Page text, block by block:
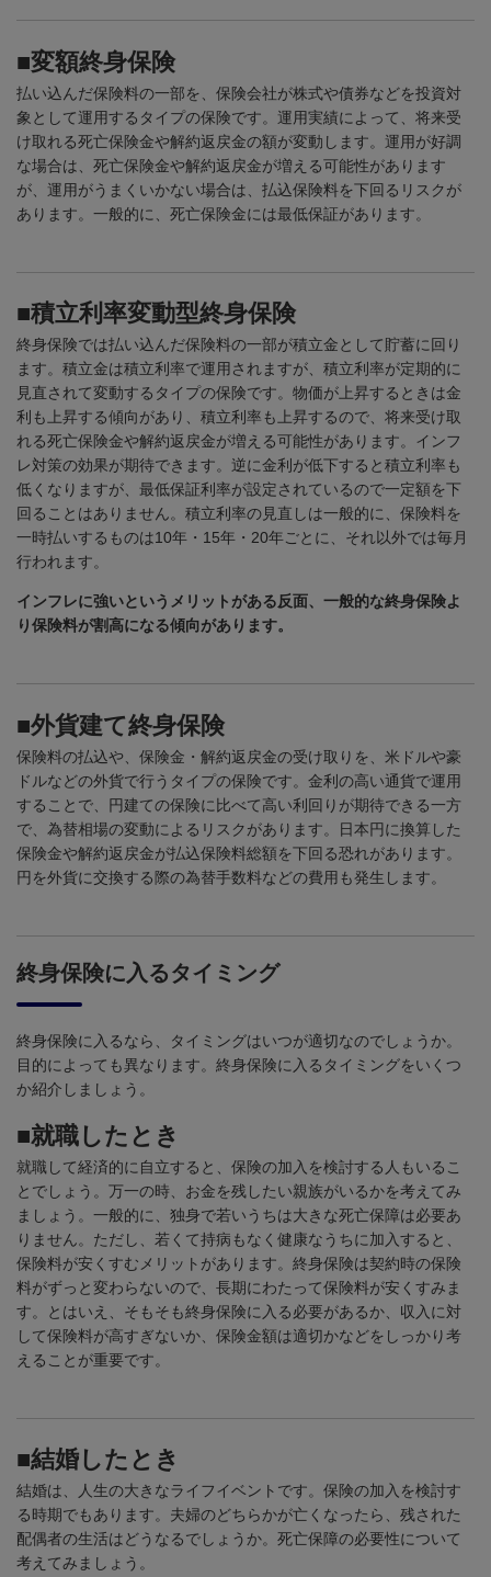
■変額終身保険
払い込んだ保険料の一部を、保険会社が株式や債券などを投資対
象として運用するタイプの保険です。運用実績によって、将来受
け取れる死亡保険金や解約返戻金の額が変動します。運用が好調
な場合は、死亡保険金や解約返戻金が増える可能性があります
が、運用がうまくいかない場合は、払込保険料を下回るリスクが
あります。一般的に、死亡保険金には最低保証があります。
■積立利率変動型終身保険
終身保険では払い込んだ保険料の一部が積立金として貯蓄に回り
ます。積立金は積立利率で運用されますが、積立利率が定期的に
見直されて変動するタイプの保険です。物価が上昇するときは金
利も上昇する傾向があり、積立利率も上昇するので、将来受け取
れる死亡保険金や解約返戻金が増える可能性があります。インフ
レ対策の効果が期待できます。逆に金利が低下すると積立利率も
低くなりますが、最低保証利率が設定されているので一定額を下
回ることはありません。積立利率の見直しは一般的に、保険料を
一時払いするものは10年・ 15年・ 20年ごとに、それ以外では毎月
行われます。
インフレに強いというメリットがある反面、一般的な終身保険よ
り保険料が割高になる傾向があります。
■外貨建て終身保険
保険料の払込や、保険金・解約返戻金の受け取りを、米ドルや豪
ドルなどの外貨で行うタイプの保険です。金利の高い通貨で運用
することで、円建ての保険に比べて高い利回りが期待できる一方
で、為替相場の変動によるリスクがあります。日本円に換算した
保険金や解約返戻金が払込保険料総額を下回る恐れがあります。
円を外貨に交換する際の為替手数料などの費用も発生します。
終身保険に入るタイミング
終身保険に入るなら、タイミングはいつが適切なのでしょうか。
目的によっても異なります。終身保険に入るタイミングをいくつ
か紹介しましょう。
■就職したとき
就職して経済的に自立すると、保険の加入を検討する人もいるこ
とでしょう。万一の時、お金を残したい親族がいるかを考えてみ
ましょう。一般的に、独身で若いうちは大きな死亡保障は必要あ
りません。ただし、若くて持病もなく健康なうちに加入すると、
保険料が安くすむメリットがあります。終身保険は契約時の保険
料がずっと変わらないので、長期にわたって保険料が安くすみま
す。とはいえ、そもそも終身保険に入る必要があるか、収入に対
して保険料が高すぎないか、保険金額は適切かなどをしっかり考
えることが重要です。
■結婚したとき
結婚は、人生の大きなライフイベントです。保険の加入を検討す
る時期でもあります。夫婦のどちらかが亡くなったら、残された
配偶者の生活はどうなるでしょうか。死亡保障の必要性について
考えてみましょう。